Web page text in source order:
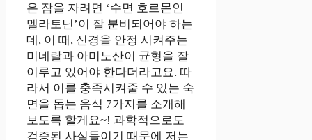
은 잠을 자려면 ‘수면 호르몬인
멜라토닌’이 잘 분비되어야 하는
데, 이 때, 신경을 안정 시켜주는
미네랄과 아미노산이 균형을 잘
이루고 있어야 한다더라고요. 따
라서 이를 충족시켜줄 수 있는 숙
면을 돕는 음식 7가지를 소개해
보도록 할게요~! 과학적으로도
검증된 사실들이기 때문에 저는